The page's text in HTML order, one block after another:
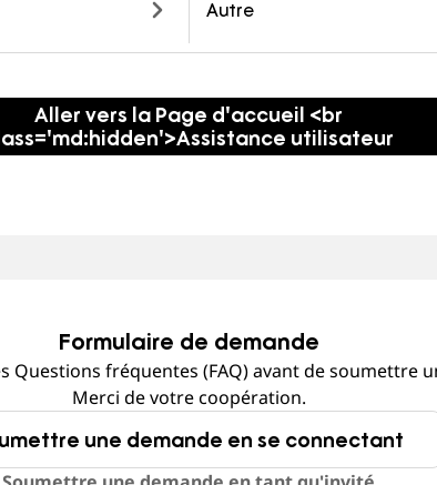
Autre
Aller vers la Page d'accueil <br
utilisateur
Formulaire de demande
Questions fréquentes (FAQ) avant de soumettre
Merci de votre coopération.
une demande en se connectant